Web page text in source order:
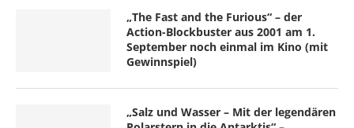
„The Fast and the Furious“ – der
Action-Blockbuster aus 2001 am 1.
September noch einmal im Kino (mit
Gewinnspiel)
„Salz und Wasser – Mit der legendären